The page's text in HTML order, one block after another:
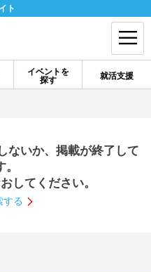
ト
イベントを
探す
就活支援
ログイン
】
探す
ないか、掲載が終了して
してください。
する